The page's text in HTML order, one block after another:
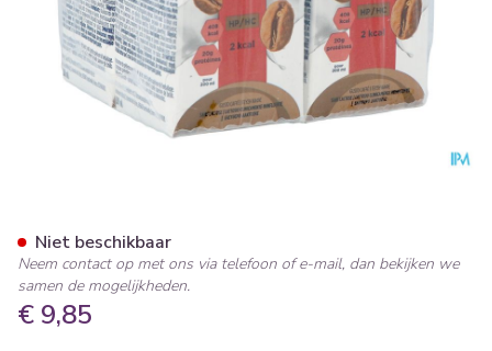
€ 9,85
Niet beschikbaar
Neem contact op met ons via telefoon of e-mail, dan bekijken we
samen de mogelijkheden.